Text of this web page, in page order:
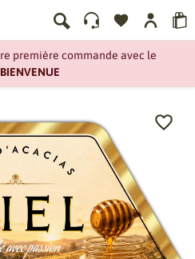
première commande avec le
BIENVENUE